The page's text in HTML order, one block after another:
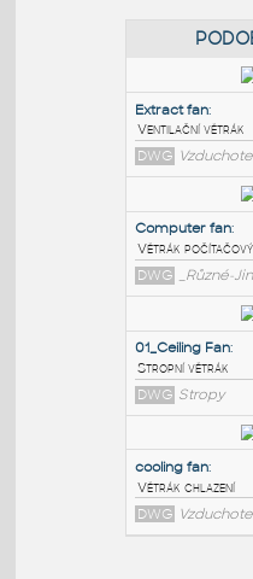
Extract fan:
Ventilační
DWG
Computer
Větrák
DWG